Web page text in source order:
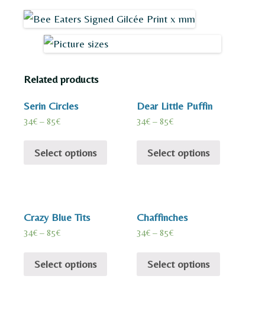
Related products
Serin Circles
34€ – 85€
Select options
Dear Little Puffin
34€ –85€
Select options
Crazy Blue Tits
34€ – 85€
Select options
Chaffinches
34€ –85€
Select options